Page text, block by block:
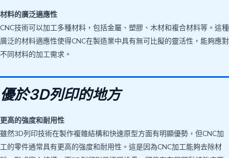
材料的廣泛適應性
CNC技術可以加工多種材料，包括金屬、塑膠、木材和複合材料等。這種
廣泛的材料適應性使得CNC在製造業中具有無可比擬的靈活性，能夠應對
不同材料的加工需求。
優於3D列印的地方
更高的強度和耐用性
雖然3D列印技術在製作複雜結構和快速原型方面有明顯優勢，但CNC加
工的零件通常具有更高的強度和耐用性。這是因為CNC加工能夠去除材